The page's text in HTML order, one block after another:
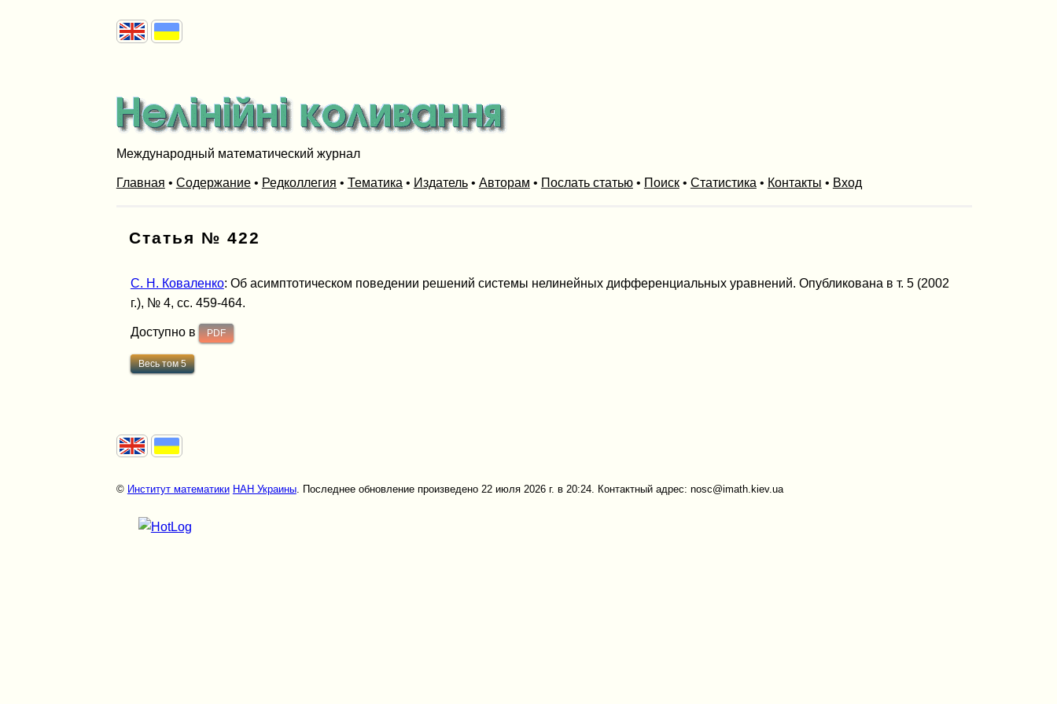
Международный математический журнал
Главная • Содержание• Редколлегия • Тематика • Издатель• Авторам • Послать статью• Поиск• Статистика • Контакты • Вход
Статья № 422
С. Н. Коваленко: Об асимптотическом поведении решений системы нелинейных дифференциальных уравнений. Опубликована в т. 5 (2002
г.), № 4, сс. 459-464.
Доступно в PDF
Весь том 5
© Институт математики НАН Украины. Последнее обновление произведено 22 июля 2026 г. в 20:24. Контактный адрес: nosc@imath.kiev.ua